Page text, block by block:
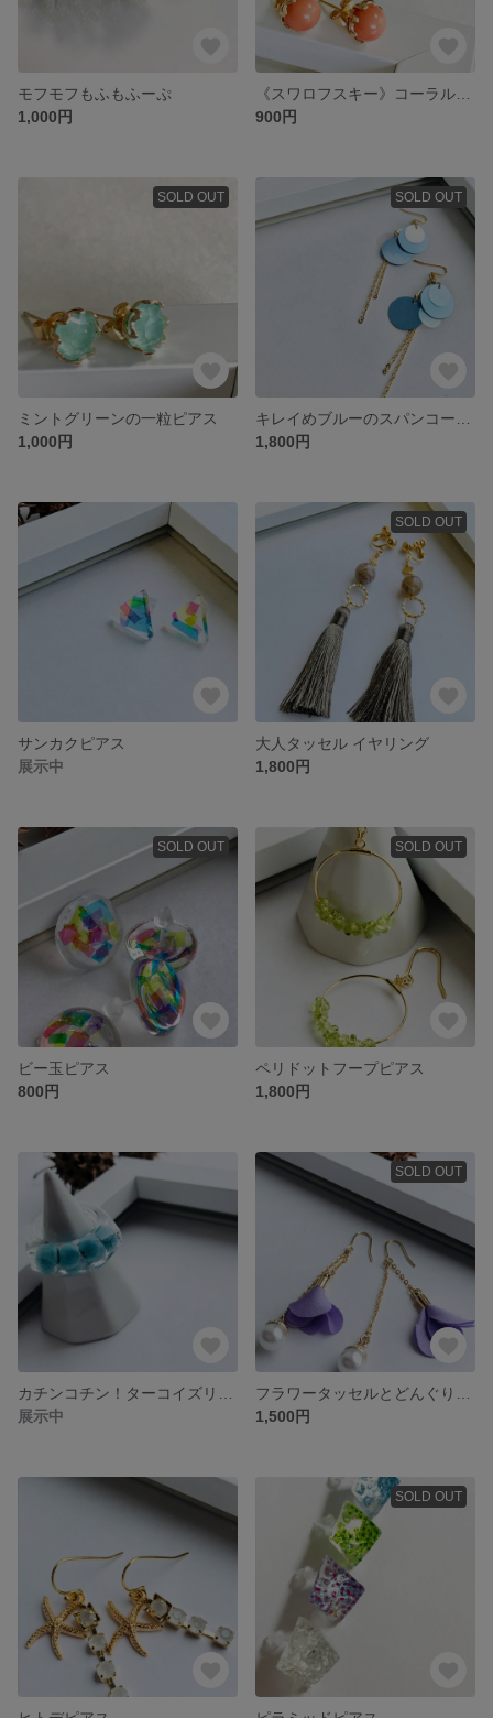
モフモフもふもふーぷ
1,000円
900円
SOLD OUT
ミントグリーンの一粒ピアス
1,000円
SOLD OUT
1,800円
サンカクピアス
展示中
SOLD OUT
大人タッセル イヤリング
1,800円
SOLD OUT
ビー玉ピアス
800円
SOLD OUT
ペリドットフープピアス
1,800円
展示中
SOLD OUT
1,500円
SOLD OUT